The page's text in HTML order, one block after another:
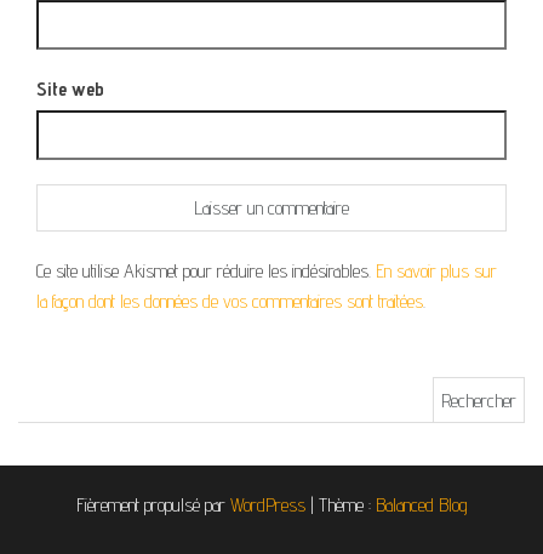
Site web
Ce site utilise Akismet pour réduire les indésirables. En savoir plus sur
la façon dont les données de vos commentaires sont traitées.
Fièrement propulsé par WordPress | Thème : Balanced Blog